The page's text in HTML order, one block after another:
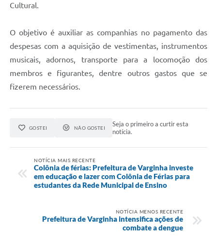
Cultural.
O objetivo é auxiliar as companhias no pagamento das
despesas com a aquisição de vestimentas, instrumentos
musicais, adornos, transporte para a locomoção dos
membros e figurantes, dentre outros gastos que se
fizerem necessários.
GOSTEI NÃO GOSTEI
Seja o primeiro a curtir esta
notícia.
NOTÍCIA MAIS RECENTE
Colônia de férias: Prefeitura de Varginha investe
em educação e lazer com Colônia de Férias para
estudantes da Rede Municipal de Ensino
NOTÍCIA MENOS RECENTE
Prefeitura de Varginha intensifica ações de
combate a dengue